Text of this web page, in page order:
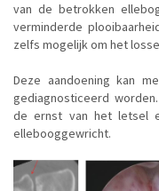
van de betrokken
verminderde
zelfs mogelijk om het
Deze aandoening kan
gediagnosticeerd worden.
de ernst van het letsel
ellebooggewricht.